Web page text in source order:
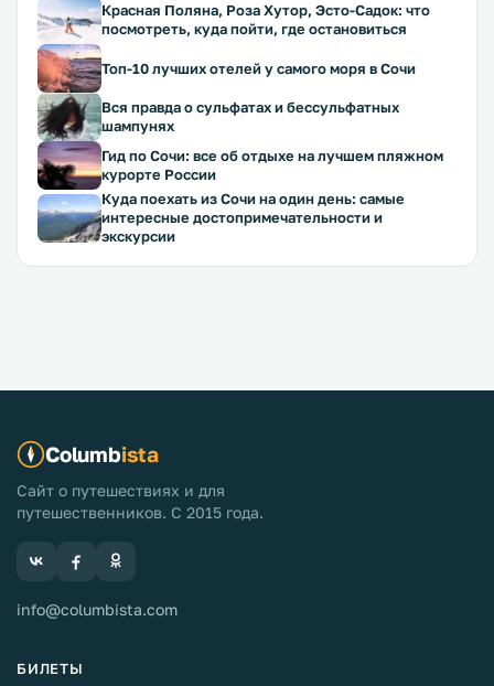
Красная Поляна, Роза Хутор, Эсто-Садок: что
посмотреть, куда пойти, где остановиться
Топ-10 лучших отелей у самого моря в Сочи
Вся правда о сульфатах и бессульфатных
шампунях
Гид по Сочи: все об отдыхе на лучшем пляжном
курорте России
Куда поехать из Сочи на один день: самые
интересные достопримечательности и
экскурсии
Columbista
Сайт о путешествиях и для
путешественников. С 2015 года.
info@columbista.com
БИЛЕТЫ